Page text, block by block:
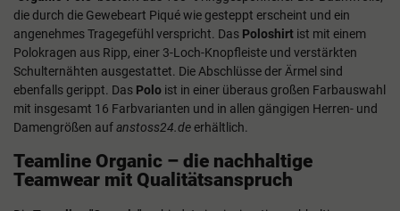
die durch die Gewebeart Piqué wie gesteppt erscheint und ein
angenehmes Tragegefühl verspricht. Das Poloshirt ist mit einem
Polokragen aus Ripp, einer 3-Loch-Knopfleiste und verstärkten
Schulternähten ausgestattet. Die Abschlüsse der Ärmel sind
ebenfalls gerippt. Das Polo ist in einer überaus großen Farbauswahl
mit insgesamt 16 Farbvarianten und in allen gängigen Herren- und
Damengrößen aufanstoss24.deerhältlich.
Teamline Organic – die nachhaltige
Teamwear mit Qualitätsanspruch